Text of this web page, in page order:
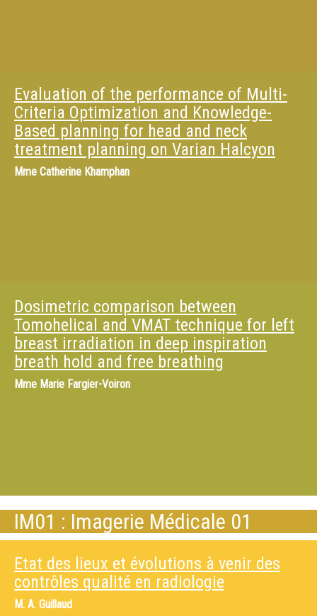
Evaluation of the performance of Multi-
Criteria Optimization and Knowledge-
Based planning for head and neck
treatment planning on Varian Halcyon
Mme Catherine Khamphan
Dosimetric comparison between
Tomohelical and VMAT technique for left
breast irradiation in deep inspiration
breath hold and free breathing
Mme Marie Fargier-Voiron
IM01 : Imagerie Médicale 01
Etat des lieux et évolutions à venir des
contrôles qualité en radiologie
M. A. Guillaud